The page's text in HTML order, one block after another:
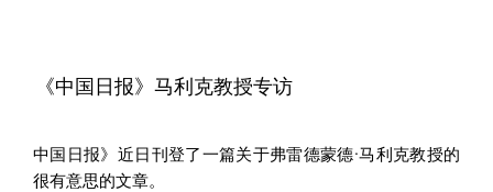
《中国日报》马利克教授专访
中国日报》近日刊登了一篇关于弗雷德蒙德·马利克教授的
很有意思的文章。